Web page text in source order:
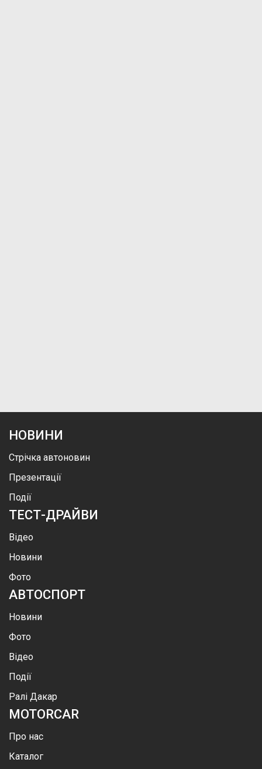
НОВИНИ
Стрічка автоновин
Презентації
Події
ТЕСТ-ДРАЙВИ
Відео
Новини
Фото
АВТОСПОРТ
Новини
Фото
Відео
Події
Ралі Дакар
MOTORCAR
Про нас
Каталог